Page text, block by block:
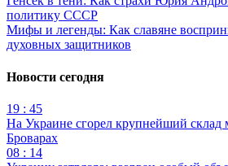
политику СССР
Мифы и легенды: Как славяне
духовных защитников
Новости сегодня
19 : 45
На Украине сгорел крупнейший склад
Броварах
08 : 14